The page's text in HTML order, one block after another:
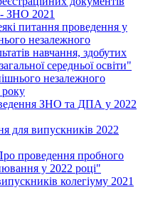
- ЗНО 2021
питання проведення у
незалежного
навчання, здобутих
середньої освіти"
незалежного
ЗНО та ДПА у 2022
для випускників 2022
проведення пробного
у 2022 році"
колегіуму 2021